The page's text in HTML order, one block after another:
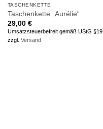
NICHT VORRÄTIG
TASCHENKETTE
Taschenkette „Aurélie“
29,00 €
Umsatzsteuerbefreit gemäß UStG §19
zzgl. Versand